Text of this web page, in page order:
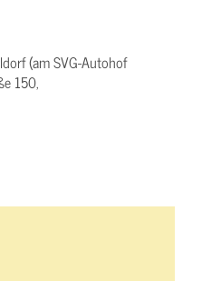
(am SVG-Autohof
150,